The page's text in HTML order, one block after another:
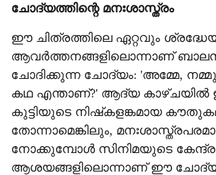
ചോദ്യത്തിന്റെ മനഃശാസ്ത്രം
ഈ ചിത്രത്തിലെ ഏറ്റവും
ആവര്‍ത്തനങ്ങളിലൊന്നാണ്
ചോദിക്കുന്ന ചോദ്യം: 'അമ്മേ,
കഥ എന്താണ്?' ആദ്യ കാഴ്ചയില്‍
കുട്ടിയുടെ നിഷ്‌കളങ്കമായ
തോന്നാമെങ്കിലും,
നോക്കുമ്പോള്‍ സിനിമയുടെ കേന്ദ്ര
ആശയങ്ങളിലൊന്നാണ് ഈ